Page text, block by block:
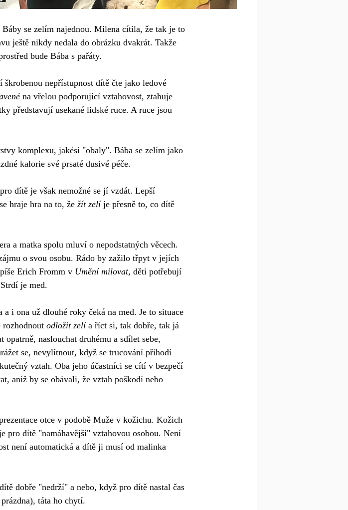
se zelím najednou. Milena cítila, že tak je to
ještě nikdy nedala do obrázku dvakrát. Takže
bude Bába s pařáty.
škrobenou nepřístupnost dítě čte jako ledové
na vřelou podporující vztahovost, ztahuje
představují usekané lidské ruce. A ruce jsou
komplexu, jakési "obaly". Bába se zelím jako
kalorie své prsaté dusivé péče.
dítě je však nemožné se jí vzdát. Lepší
hraje hra na to, že žít zelí je přesně to, co dítě
a matka spolu mluví o nepodstatných věcech.
o svou osobu. Rádo by zažilo třpyt v jejích
Erich Fromm v Umění milovat, děti potřebují
je med.
i ona už dlouhé roky čeká na med. Je to situace
rozhodnout odložit zelí a říct si, tak dobře, tak já
opatrně, naslouchat druhému a sdílet sebe,
se, nevylítnout, když se trucování přihodí
vztah. Oba jeho účastníci se cítí v bezpečí
aniž by se obávali, že vztah poškodí nebo
otce v podobě Muže v kožichu. Kožich
pro dítě "namáhavější" vztahovou osobou. Není
není automatická a dítě ji musí od malinka
dobře "nedrží" a nebo, když pro dítě nastal čas
táta ho chytí.